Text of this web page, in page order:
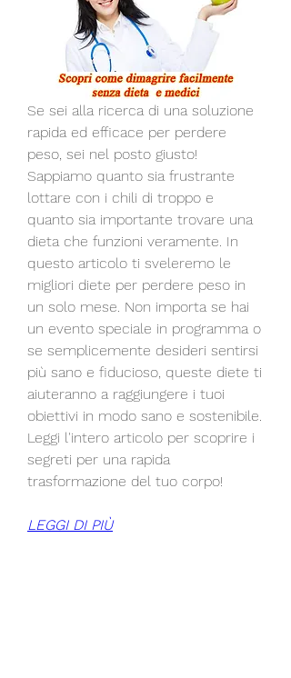
Se sei alla ricerca di una soluzione
rapida ed efficace per perdere
peso, sei nel posto giusto!
Sappiamo quanto sia frustrante
lottare con i chili di troppo e
quanto sia importante trovare una
dieta che funzioni veramente. In
questo articolo ti sveleremo le
migliori diete per perdere peso in
un solo mese. Non importa se hai
un evento speciale in programma o
se semplicemente desideri sentirsi
più sano e fiducioso, queste diete ti
aiuteranno a raggiungere i tuoi
obiettivi in modo sano e sostenibile.
Leggi l'intero articolo per scoprire i
segreti per una rapida
trasformazione del tuo corpo!
LEGGI DI PIÙ